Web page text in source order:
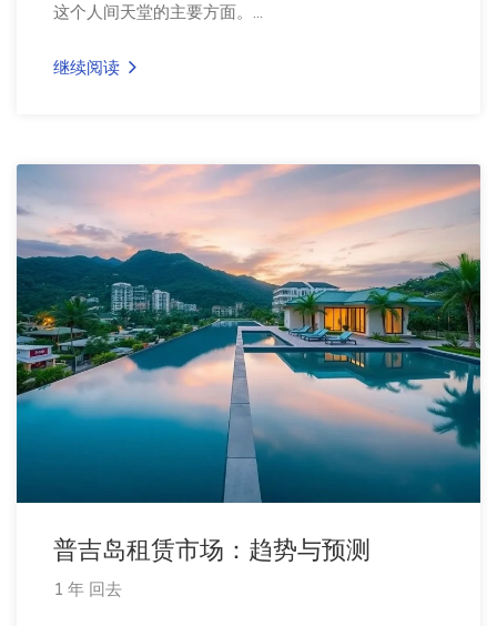
这个人间天堂的主要方面。...
继续阅读
普吉岛租赁市场：趋势与预测
1 年 回去